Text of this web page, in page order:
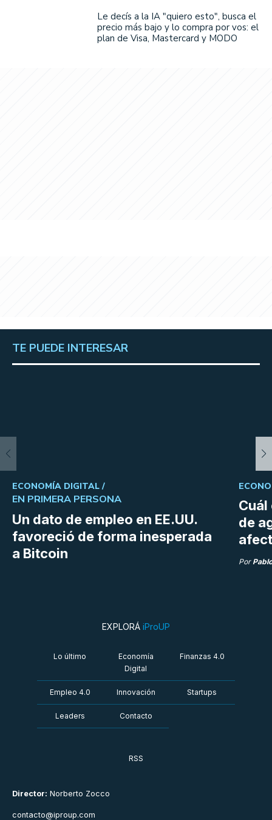
Le decís a la IA "quiero esto", busca el
precio más bajo y lo compra por vos: el
plan de Visa, Mastercard y MODO
TE PUEDE INTERESAR
Un dato de empleo en EE.UU.
favoreció de forma inesperada
a Bitcoin
ECONOMÍA DIGITAL /
EN PRIMERA PERSONA
de
Por
Director: Norberto Zocco
contacto@iproup.com
EXPLORÁ iProUP
Lo último
Economía
Digital
Finanzas 4.0
Empleo 4.0 Innovación Startups
Leaders Contacto
RSS